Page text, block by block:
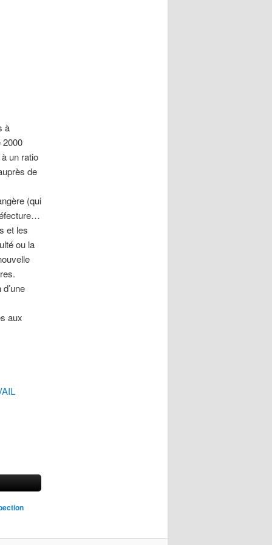
à
2000
un ratio
de
(qui
et les
ou la
aux